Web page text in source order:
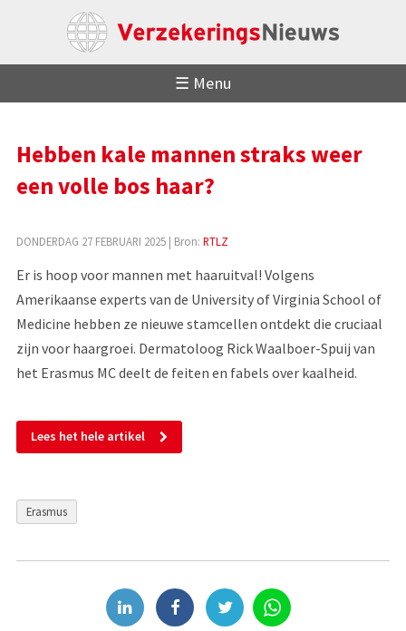
☰ Menu
Hebben kale mannen straks weer
een volle bos haar?
DONDERDAG 27 FEBRUARI 2025| Bron: RTLZ
Er is hoop voor mannen met haaruitval! Volgens
Amerikaanse experts van de University of Virginia School of
Medicine hebben ze nieuwe stamcellen ontdekt die cruciaal
zijn voor haargroei. Dermatoloog Rick Waalboer-Spuij van
het Erasmus MC deelt de feiten en fabels over kaalheid.
Lees het hele artikel
Erasmus